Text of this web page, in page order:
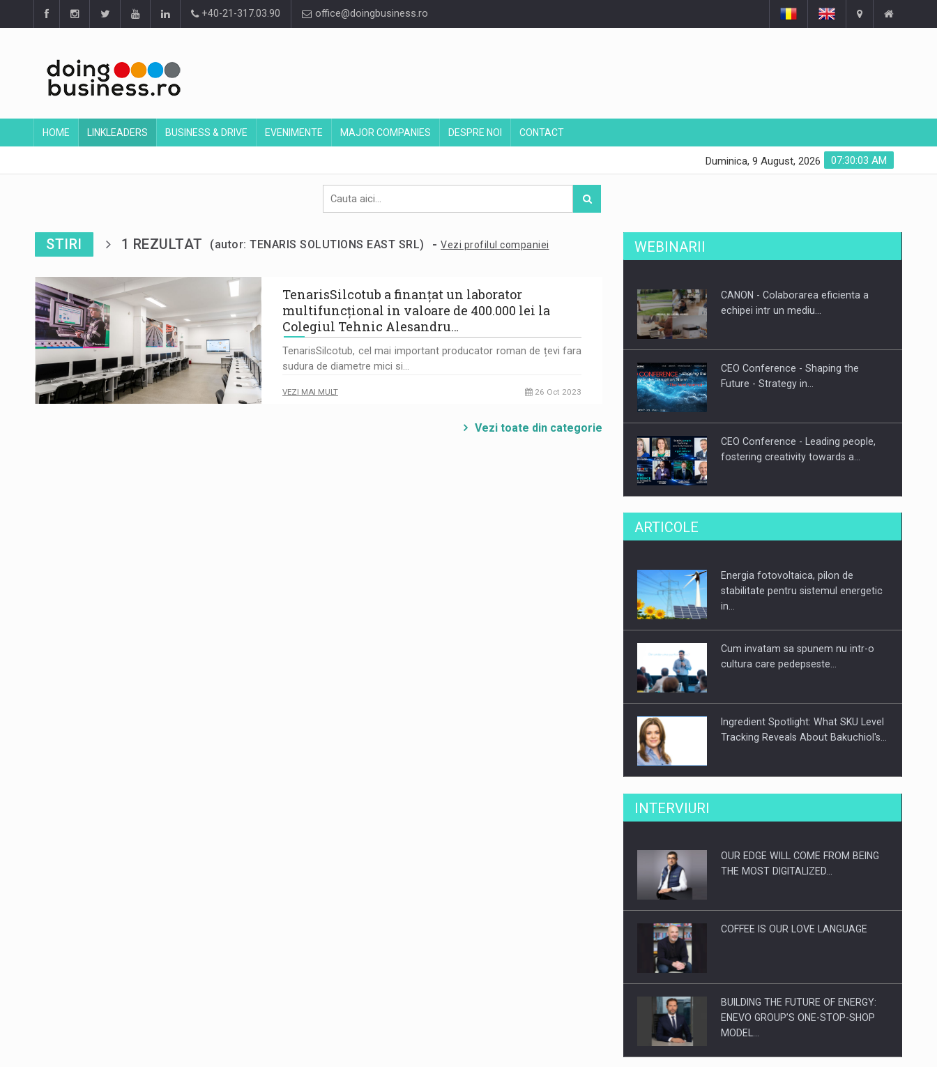
+40-21-317.03.90 office@doingbusiness.ro
HOME LINKLEADERS BUSINESS & DRIVE EVENIMENTE MAJOR COMPANIES DESPRE NOI CONTACT
07:30:04 AM
Duminica, 9 August, 2026
STIRI 1 REZULTAT (autor: TENARIS SOLUTIONS EAST SRL) - Vezi profilul companiei
TenarisSilcotub a finanțat un laborator
multifuncțional in valoare de 400.000 lei la
Colegiul Tehnic Alesandru…
TenarisSilcotub, cel mai important producator roman de țevi fara
sudura de diametre mici si…
VEZI MAI MULT 26 Oct 2023
Vezi toate din categorie
WEBINARII
CANON - Colaborarea eficienta a
echipei intr un mediu…
CEO Conference - Shaping the
Future - Strategy in…
CEO Conference - Leading people,
fostering creativity towards a…
CEO Conference - Shaping The
Webinar - Business Evolution-
RETHINK STRATEGY-Finantare
ARTICOLE
Energia fotovoltaica, pilon de
stabilitate pentru sistemul energetic
in…
Cum invatam sa spunem nu intr-o
cultura care pedepseste…
Ingredient Spotlight: What SKU Level
Tracking Reveals About Bakuchiol's…
Producatorii si comerciantii care nu
Proteinmaxxing and the Future of
INTERVIURI
OUR EDGE WILL COME FROM BEING
THE MOST DIGITALIZED…
COFFEE IS OUR LOVE LANGUAGE
BUILDING THE FUTURE OF ENERGY:
ENEVO GROUP’S ONE-STOP-SHOP
MODEL…